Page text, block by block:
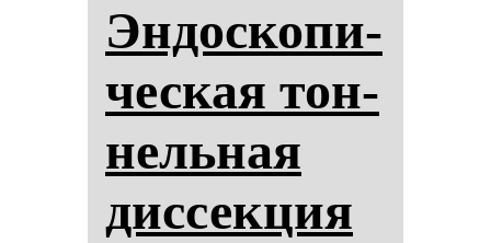
Эн­дос­ко­пи­
чес­кая тон­
нель­ная
дис­сек­ция